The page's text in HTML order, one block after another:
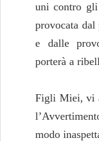
uni contro
provocata dal
e dalle
porterà a
Figli Miei, vi
modo